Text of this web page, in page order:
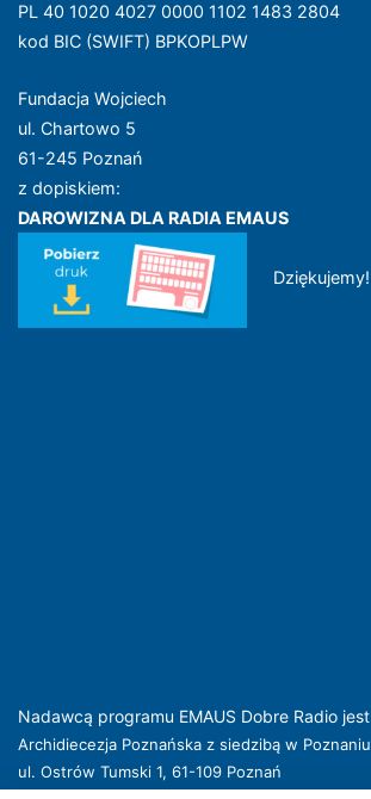
PL 40 1020 4027 0000 1102 1483 2804
kod BIC (SWIFT) BPKOPLPW
Fundacja Wojciech
ul. Chartowo 5
61-245 Poznań
z dopiskiem:
DAROWIZNA DLA RADIA EMAUS
Dziękujemy!
Nadawcą programu EMAUS Dobre Radio jest
Archidiecezja Poznańska z siedzibą w Poznaniu
ul. Ostrów Tumski 1, 61-109 Poznań